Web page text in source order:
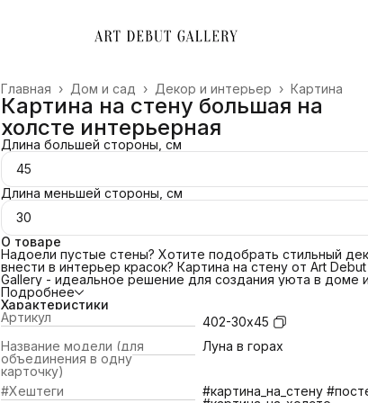
Картина
Декор и интерьер ›
Дом и сад ›
Главная ›
Картина на стену большая на
холсте интерьерная
Длина большей стороны, см
45
Длина меньшей стороны, см
30
О товаре
Надоели пустые стены? Хотите подобрать стильный
внести в интерьер красок? Картина на стену от Art Debut
Gallery - идеальное решение для создания уюта в доме
преображения офиса. Свяжитесь с нами и мы поможем
подобрать картину под ваш интерьер! Сделаем
картины по изображению!
ПОЧЕМУ ВЫБРАТЬ НАС?
📌 Холст благородной фактуры 380 гр/м2;
📌Европейский стандарт латексной печати (экологичные
яркие краски).
📌Латексные чернила превосходят сольвентные,
экосольвентные, пигментные, в вопросах качества
Подробнее
Характеристики
Артикул
402-30х45
Название модели (для
объединения в одну
карточку)
Луна в горах
#Хештеги
#картина_на_стену